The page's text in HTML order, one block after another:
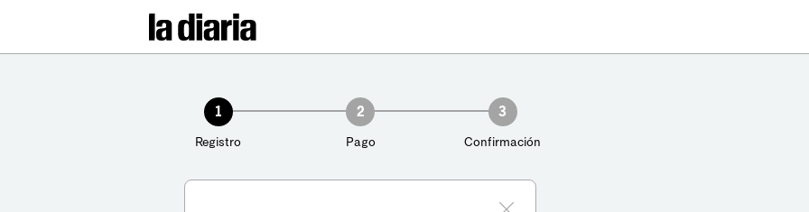
1
Registro
2
Pago
3
Confirmación